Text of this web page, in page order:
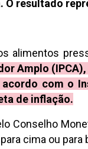
O resultado
alimentos
Amplo
com o
de inflação.
Conselho
cima ou para